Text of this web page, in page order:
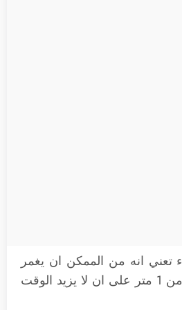
ء تعني انه من الممكن ان يغمر
في الماء بعمق اقل من 1 متر على ان لا يزيد الوقت